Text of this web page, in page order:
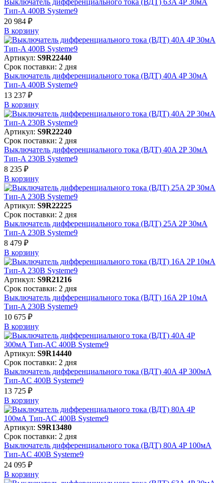
Тип-A 400В Systeme9
20 984 ₽
В корзинy
Артикул: S9R22440
Срок поставки: 2 дня
Выключатель дифференциального тока (ВДТ) 40A 4P 30мА
Тип-A 400В Systeme9
13 237 ₽
В корзинy
Артикул: S9R22240
Срок поставки: 2 дня
Выключатель дифференциального тока (ВДТ) 40A 2P 30мА
Тип-A 230В Systeme9
8 235 ₽
В корзинy
Артикул: S9R22225
Срок поставки: 2 дня
Выключатель дифференциального тока (ВДТ) 25A 2P 30мА
Тип-A 230В Systeme9
8 479 ₽
В корзинy
Артикул: S9R21216
Срок поставки: 2 дня
Выключатель дифференциального тока (ВДТ) 16A 2P 10мА
Тип-A 230В Systeme9
10 675 ₽
В корзинy
Артикул: S9R14440
Срок поставки: 2 дня
Выключатель дифференциального тока (ВДТ) 40A 4P 300мА
Тип-AC 400В Systeme9
13 725 ₽
В корзинy
Артикул: S9R13480
Срок поставки: 2 дня
Выключатель дифференциального тока (ВДТ) 80A 4P 100мА
Тип-AC 400В Systeme9
24 095 ₽
В корзинy